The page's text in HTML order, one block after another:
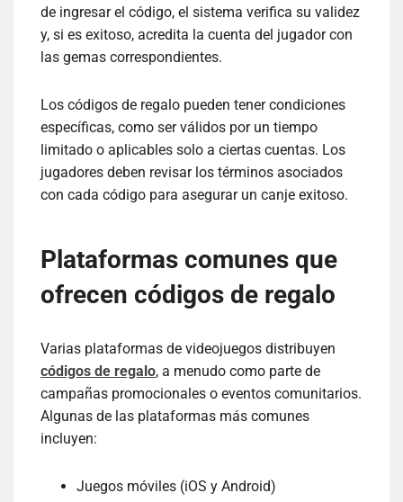
de ingresar el código, el sistema verifica su validez
y, si es exitoso, acredita la cuenta del jugador con
las gemas correspondientes.
Los códigos de regalo pueden tener condiciones
específicas, como ser válidos por un tiempo
limitado o aplicables solo a ciertas cuentas. Los
jugadores deben revisar los términos asociados
con cada código para asegurar un canje exitoso.
Plataformas comunes que
ofrecen códigos de regalo
Varias plataformas de videojuegos distribuyen
códigos de regalo, a menudo como parte de
campañas promocionales o eventos comunitarios.
Algunas de las plataformas más comunes
incluyen:
Juegos móviles (iOS y Android)